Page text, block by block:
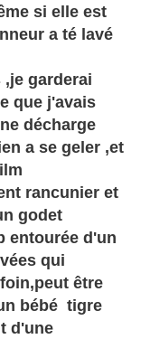
si elle est
a té lavé
,je garderai
que j'avais
décharge
a se geler ,et
rancunier et
godet
entourée d'un
qui
être
bébé tigre
d'une